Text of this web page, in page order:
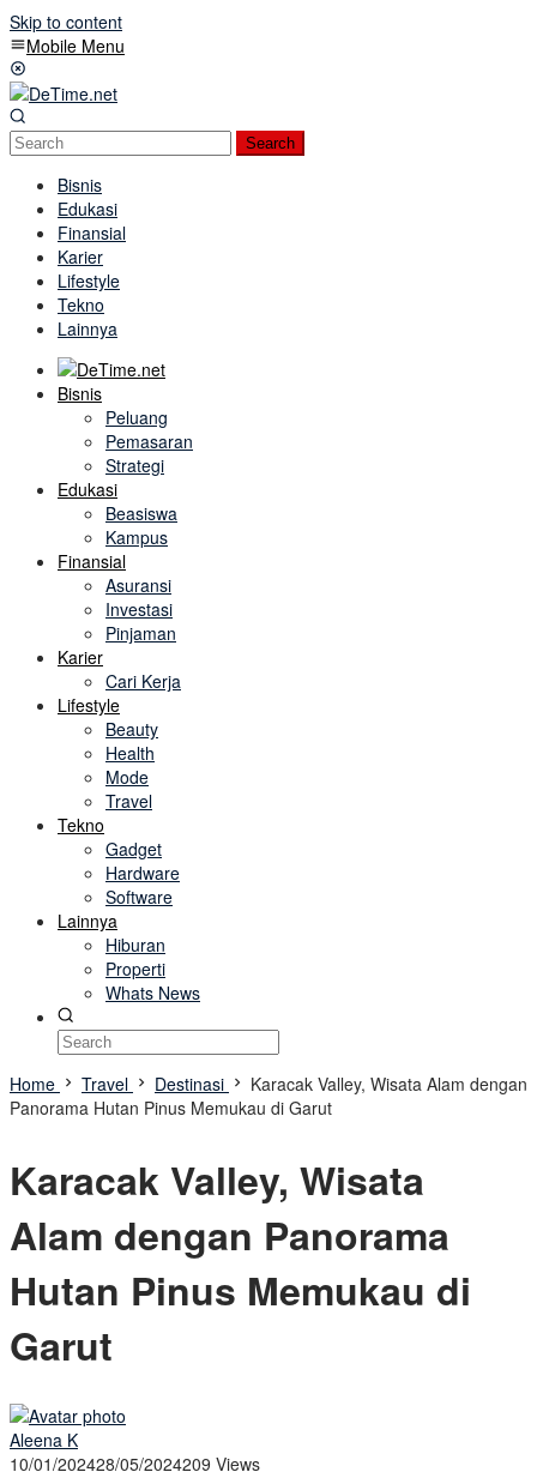
Skip to content
Mobile Menu
Search
Bisnis
Edukasi
Finansial
Karier
Lifestyle
Tekno
Lainnya
Bisnis
Peluang
Pemasaran
Strategi
Edukasi
Beasiswa
Kampus
Finansial
Asuransi
Investasi
Pinjaman
Karier
Cari Kerja
Lifestyle
Beauty
Health
Mode
Travel
Tekno
Gadget
Hardware
Software
Lainnya
Hiburan
Properti
Whats News
Home Travel Destinasi
Karacak Valley, Wisata Alam dengan
Panorama Hutan Pinus Memukau di Garut
Karacak Valley, Wisata
Alam dengan Panorama
Hutan Pinus Memukau di
Garut
Aleena K
10/01/202428/05/2024209 Views